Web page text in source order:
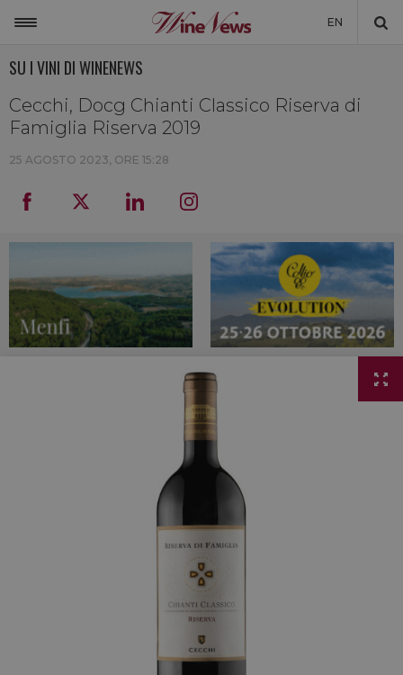
EN
MONDO
NON SOLO VINO
LA CANTINA DI WINENEWS
DICONO DI NOI
WINENEWS TV
SU I VINI DI WINENEWS
Cecchi, Docg Chianti Classico Riserva di
Famiglia Riserva 2019
25 AGOSTO 2023, ORE 15:28